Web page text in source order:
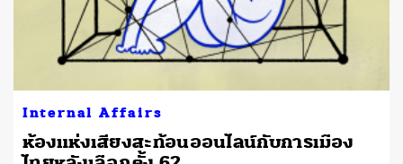
Internal Affairs
ห้องแห่งเสียงสะท้อนออนไลน์กับการเมือง